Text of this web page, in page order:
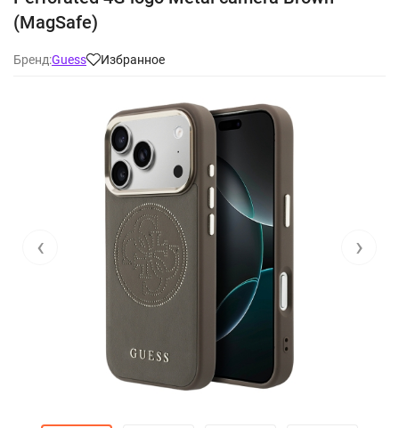
(MagSafe)
Бренд:Guess Избранное
‹ ›